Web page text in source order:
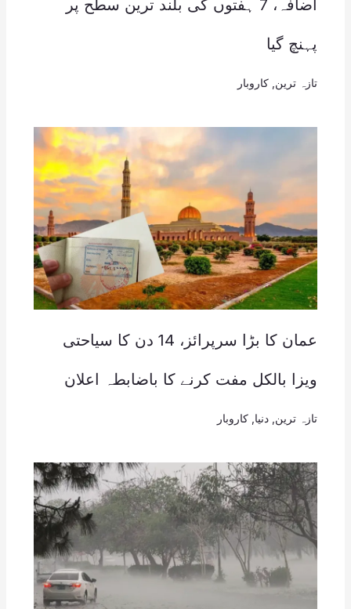
اضافہ، 7 ہفتوں کی بلند ترین سطح پر
پہنچ گیا
تازہ ترین کاروبار
عمان کا بڑا سرپرائز، 14 دن کا سیاحتی
ویزا بالکل مفت کرنے کا باضابطہ اعلان
تازہ ترین دنیا کاروبار